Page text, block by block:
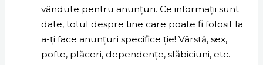
vândute pentru anunțuri. Ce informații sunt
date, totul despre tine care poate fi folosit la
a-ți face anunțuri specifice ție! Vârstă, sex,
pofte, plăceri, dependențe, slăbiciuni, etc.